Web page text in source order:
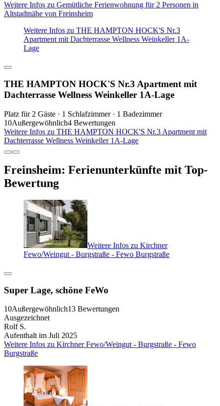
Weitere Infos zu Gemütliche Ferienwohnung für 2 Personen in
Altstadtnähe von Freinsheim
Weitere Infos zu THE HAMPTON HOCK'S Nr.3
Apartment mit Dachterrasse Wellness Weinkeller 1A-
Lage
THE HAMPTON HOCK'S Nr.3 Apartment mit
Dachterrasse Wellness Weinkeller 1A-Lage
Platz für 2 Gäste · 1 Schlafzimmer · 1 Badezimmer
10Außergewöhnlich4 Bewertungen
Weitere Infos zu THE HAMPTON HOCK'S Nr.3 Apartment mit
Dachterrasse Wellness Weinkeller 1A-Lage
Freinsheim: Ferienunterkünfte mit Top-
Bewertung
Weitere Infos zu Kirchner
Fewo/Weingut - Burgstraße - Fewo Burgstraße
Super Lage, schöne FeWo
10Außergewöhnlich13 Bewertungen
Ausgezeichnet
Rolf S.
Aufenthalt im Juli 2025
Weitere Infos zu Kirchner Fewo/Weingut - Burgstraße - Fewo
Burgstraße